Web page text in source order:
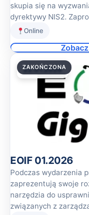
skupia się na
dyrektywy NIS2.
Online
22.01.2026
ZAKOŃCZONA
EOIF 01.2026
Podczas wydarzenia
zaprezentują swoje
narzędzia do
związanych z